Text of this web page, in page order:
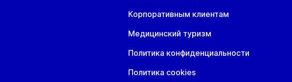
Корпоративным клиентам
Медицинский туризм
Политика конфиденциальности
Политика cookies